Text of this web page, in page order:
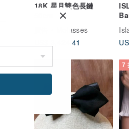
18K 星月雙色長鏈
Molasses
US$ 3,424.41
日
料
7